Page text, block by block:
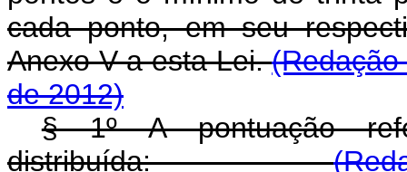
cada ponto, em seu
Anexo V a esta Lei.
de 2012)
§ 1º A pontuação
distribuída: